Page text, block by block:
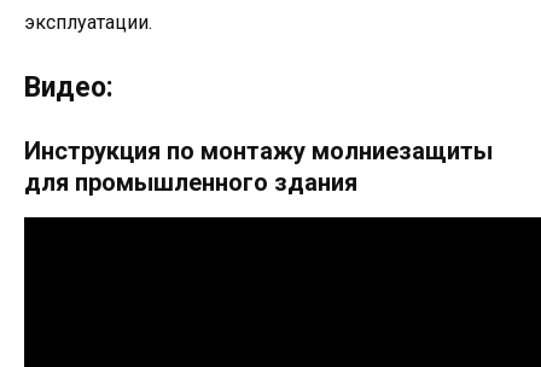
эксплуатации.
Видео:
Инструкция по монтажу молниезащиты
для промышленного здания